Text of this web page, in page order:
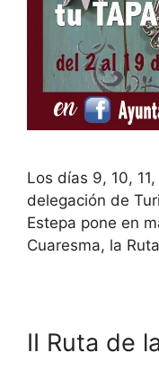
Los días 9, 10,
delegación de
Estepa pone en
Cuaresma, la
II Ruta de